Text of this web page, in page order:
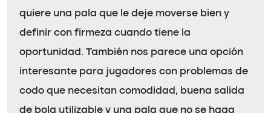
quiere una pala que le deje moverse bien y
definir con firmeza cuando tiene la
oportunidad. También nos parece una opción
interesante para jugadores con problemas de
codo que necesitan comodidad, buena salida
de bola utilizable y una pala que no se haga